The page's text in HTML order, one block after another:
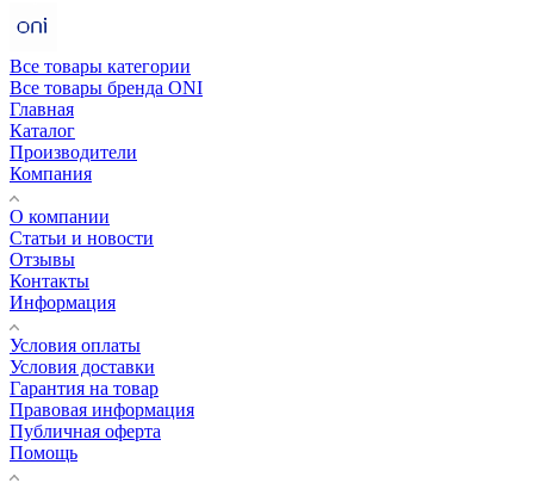
Все товары категории
Все товары бренда ONI
Главная
Каталог
Производители
Компания
О компании
Статьи и новости
Отзывы
Контакты
Информация
Условия оплаты
Условия доставки
Гарантия на товар
Правовая информация
Публичная оферта
Помощь